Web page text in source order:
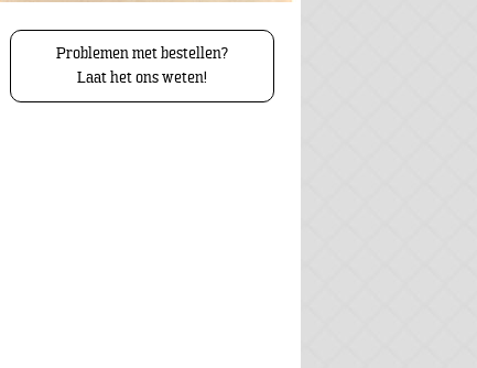
Problemen met bestellen?
Laat het ons weten!